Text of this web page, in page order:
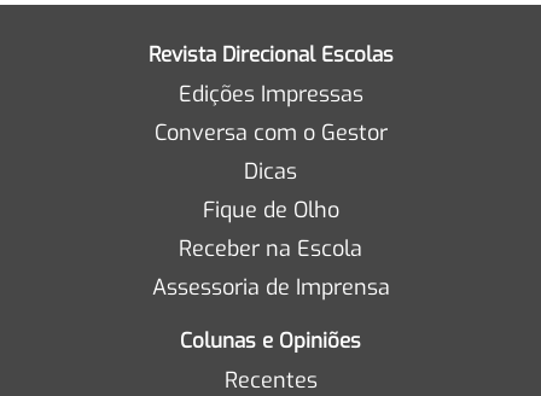
Revista Direcional Escolas
Edições Impressas
Conversa com o Gestor
Dicas
Fique de Olho
Receber na Escola
Assessoria de Imprensa
Colunas e Opiniões
Recentes